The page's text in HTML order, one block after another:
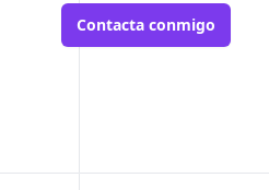
Contacta conmigo